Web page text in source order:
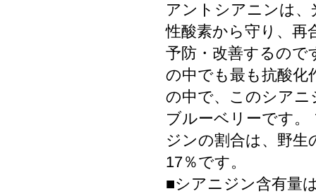
アントシアニンは
性酸素から守り、再
予防・改善するの
の中でも最も抗酸
の中で、このシア
ブルーベリーです
ジンの割合は、野
17％です。
■シアニジン含有量